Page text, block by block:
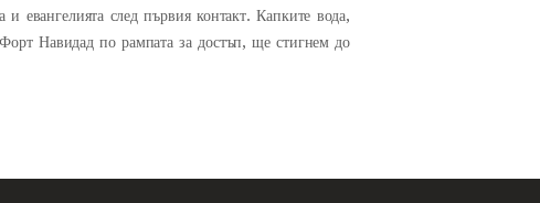
евангелията след първия контакт. Капките вода,
Навидад по рампата за достъп, ще стигнем до